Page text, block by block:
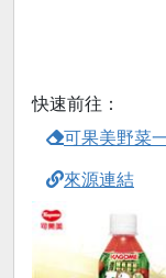
快速前往：
可果美野菜
來源連結